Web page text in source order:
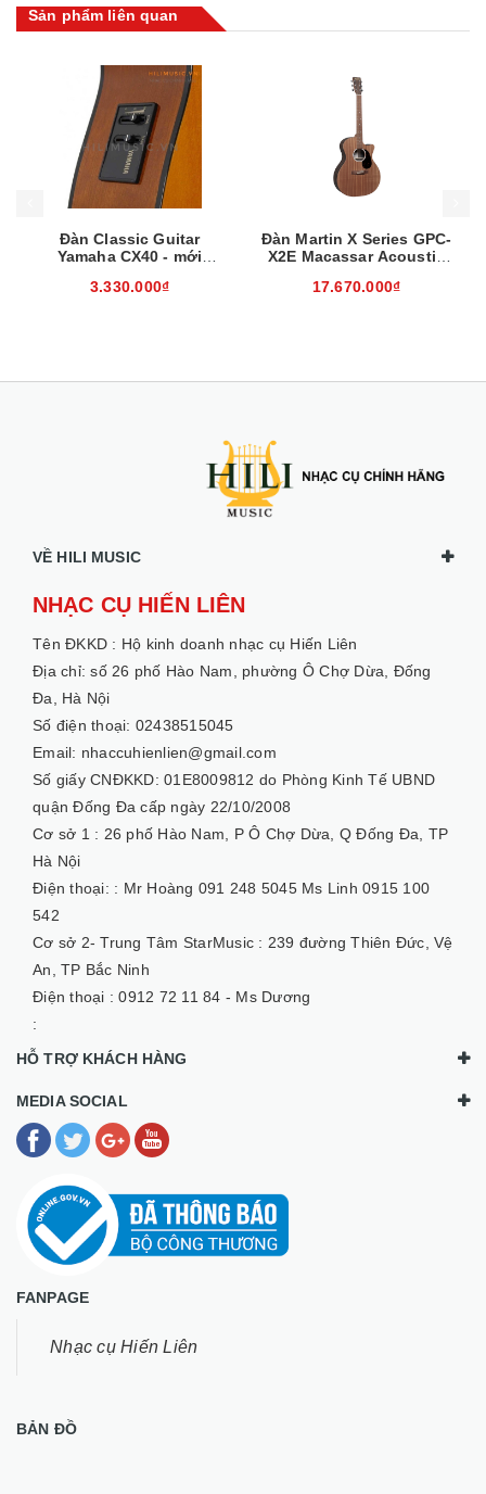
Sản phẩm liên quan
Đàn Classic Guitar
Yamaha CX40 - mới
3.330.000₫
Đàn Martin X Series GPC-
X2E Macassar Acoustic
17.670.000₫
VỀ HILI MUSIC
NHẠC CỤ HIẾN LIÊN
Tên ĐKKD : Hộ kinh doanh nhạc cụ Hiến Liên
Địa chỉ: số 26 phố Hào Nam, phường Ô Chợ Dừa, Đống
Đa, Hà Nội
Số điện thoại: 02438515045
Email: nhaccuhienlien@gmail.com
Số giấy CNĐKKD: 01E8009812 do Phòng Kinh Tế UBND
quận Đống Đa cấp ngày 22/10/2008
Cơ sở 1 : 26 phố Hào Nam, P Ô Chợ Dừa, Q Đống Đa, TP
Hà Nội
Điện thoại: : Mr Hoàng 091 248 5045 Ms Linh 0915 100
542
Cơ sở 2- Trung Tâm StarMusic : 239 đường Thiên Đức, Vệ
An, TP Bắc Ninh
Điện thoại :0912 72 11 84 - Ms Dương
:
HỖ TRỢ KHÁCH HÀNG
MEDIA SOCIAL
FANPAGE
Nhạc cụ Hiến Liên
BẢN ĐỒ